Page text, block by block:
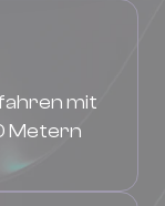
mit
Metern